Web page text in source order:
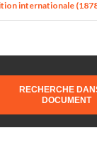
internationale
RECHERCHE
DOCUMENT